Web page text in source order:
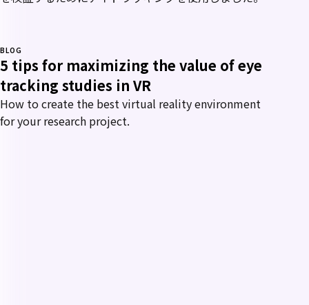
BLOG
5 tips for maximizing the value of eye
tracking studies in VR
How to create the best virtual reality environment
for your research project.